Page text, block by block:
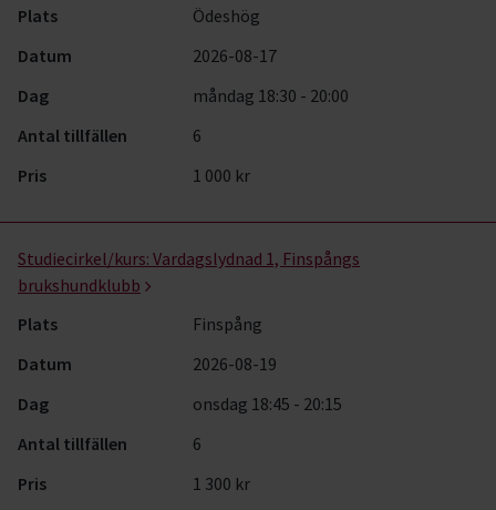
Plats
Ödeshög
Datum
2026-08-17
Dag
måndag 18:30 - 20:00
Antal tillfällen
6
Pris
1 000 kr
Studiecirkel/kurs: Vardagslydnad 1, Finspångs
brukshundklubb
Plats
Finspång
Datum
2026-08-19
Dag
onsdag 18:45 - 20:15
Antal tillfällen
6
Pris
1 300 kr